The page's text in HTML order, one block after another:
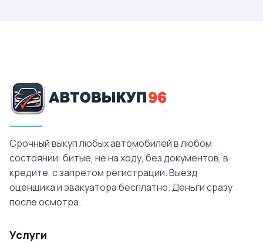
Срочный выкуп любых автомобилей в любом
состоянии: битые, не на ходу, без документов, в
кредите, с запретом регистрации. Выезд
оценщика и эвакуатора бесплатно. Деньги сразу
после осмотра.
Услуги